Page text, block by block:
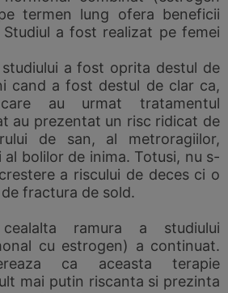
termen lung ofera beneficii
Studiul a fost realizat pe femei
a fost oprita destul de
cand a fost destul de clar ca,
au urmat tratamentul
au prezentat un risc ridicat de
de san, al metroragiilor,
al bolilor de inima. Totusi, nu s-
a riscului de deces ci o
fractura de sold.
ramura a studiului
cu estrogen) a continuat.
ca aceasta terapie
mai putin riscanta si prezinta